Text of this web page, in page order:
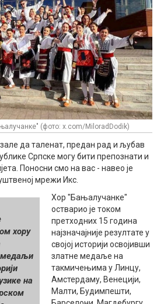
(фото: x.com/MiloradDodik)
да таленат, предан рад и љубав
Српске могу бити препознати и
Поносни смо на вас - навео је
мрежи Икс.
хору
медаљи
на
Хор "Бањалучанке"
остварио је током
претходних 15 година
најзначајније резултате у
својој историји освојивши
златне медаље на
такмичењима у Линцу,
Амстердаму, Венецији,
Малти, Будимпешти,